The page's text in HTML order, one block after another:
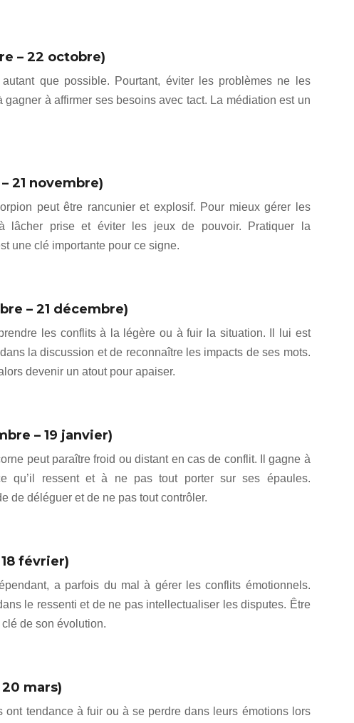
– 22 octobre)
que possible. Pourtant, éviter les problèmes ne les
gagner à affirmer ses besoins avec tact. La médiation est un
21 novembre)
peut être rancunier et explosif. Pour mieux gérer les
lâcher prise et éviter les jeux de pouvoir. Pratiquer la
une clé importante pour ce signe.
– 21 décembre)
les conflits à la légère ou à fuir la situation. Il lui est
la discussion et de reconnaître les impacts de ses mots.
devenir un atout pour apaiser.
– 19 janvier)
peut paraître froid ou distant en cas de conflit. Il gagne à
qu’il ressent et à ne pas tout porter sur ses épaules.
de déléguer et de ne pas tout contrôler.
février)
a parfois du mal à gérer les conflits émotionnels.
le ressenti et de ne pas intellectualiser les disputes. Être
de son évolution.
mars)
ont tendance à fuir ou à se perdre dans leurs émotions lors